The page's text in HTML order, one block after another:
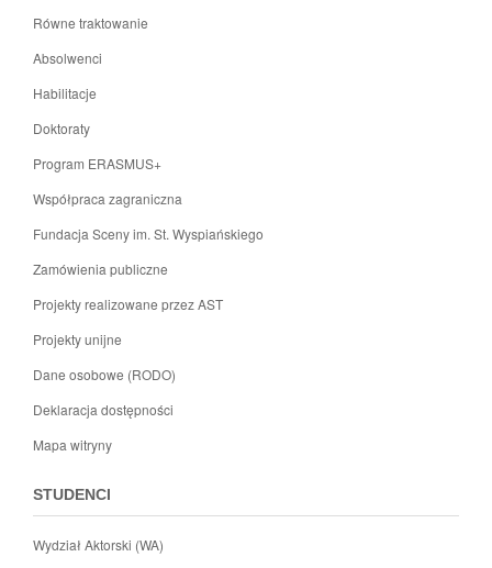
Równe traktowanie
Absolwenci
Habilitacje
Doktoraty
Program ERASMUS+
Współpraca zagraniczna
Fundacja Sceny im. St. Wyspiańskiego
Zamówienia publiczne
Projekty realizowane przez AST
Projekty unijne
Dane osobowe (RODO)
Deklaracja dostępności
Mapa witryny
STUDENCI
Wydział Aktorski (WA)